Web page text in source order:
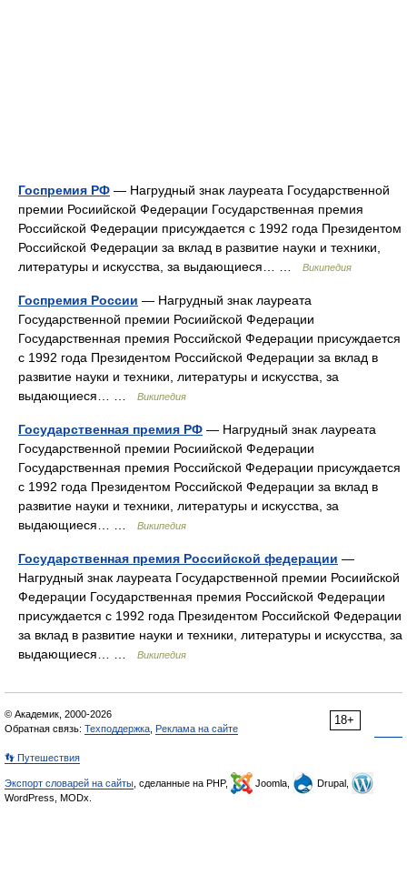
Госпремия РФ — Нагрудный знак лауреата Государственной
премии Росиийской Федерации Государственная премия
Российской Федерации присуждается с 1992 года Президентом
Российской Федерации за вклад в развитие науки и техники,
литературы и искусства, за выдающиеся… …
Википедия
Госпремия России — Нагрудный знак лауреата
Государственной премии Росиийской Федерации
Государственная премия Российской Федерации присуждается
с 1992 года Президентом Российской Федерации за вклад в
развитие науки и техники, литературы и искусства, за
выдающиеся… …
Википедия
Государственная премия РФ — Нагрудный знак лауреата
Государственной премии Росиийской Федерации
Государственная премия Российской Федерации присуждается
с 1992 года Президентом Российской Федерации за вклад в
развитие науки и техники, литературы и искусства, за
выдающиеся… …
Википедия
Государственная премия Российской федерации —
Нагрудный знак лауреата Государственной премии Росиийской
Федерации Государственная премия Российской Федерации
присуждается с 1992 года Президентом Российской Федерации
за вклад в развитие науки и техники, литературы и искусства, за
выдающиеся… …
Википедия
18+
© Академик, 2000-2026
Обратная связь: Техподдержка Реклама на сайте
👣 Путешествия
Экспорт словарей на сайты , сделанные на PHP, Joomla,
Drupal,
WordPress, MODx.